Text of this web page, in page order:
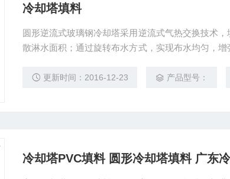
冷却塔填料
圆形逆流式玻璃钢冷却塔采用逆流式气热交换技术
散淋水面积；通过旋转布水方式，实现布水均匀，
更新时间：2016-12-23 产品型号：
冷却塔PVC填料 圆形冷却塔填料 广东